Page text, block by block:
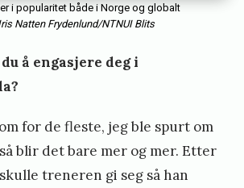
i popularitet både i Norge og globalt
Natten Frydenlund/NTNUI Blits
å engasjere deg i
for de fleste, jeg ble spurt om
blir det bare mer og mer. Etter
treneren gi seg så han